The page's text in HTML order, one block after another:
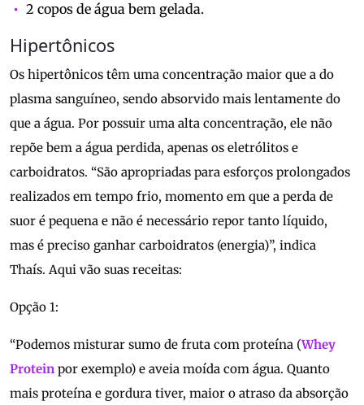
2 copos de água bem gelada.
Hipertônicos
Os hipertônicos têm uma concentração maior que a do
plasma sanguíneo, sendo absorvido mais lentamente do
que a água. Por possuir uma alta concentração, ele não
repõe bem a água perdida, apenas os eletrólitos e
carboidratos. “São apropriadas para esforços prolongados
realizados em tempo frio, momento em que a perda de
suor é pequena e não é necessário repor tanto líquido,
mas é preciso ganhar carboidratos (energia)”, indica
Thaís. Aqui vão suas receitas:
Opção 1:
“Podemos misturar sumo de fruta com proteína (Whey
Protein por exemplo) e aveia moída com água. Quanto
mais proteína e gordura tiver, maior o atraso da absorção